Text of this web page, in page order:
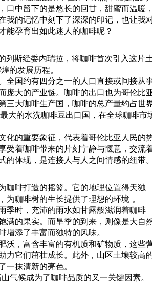
中留下的是悠长的回甘，甜蜜而温暖，
我的记忆中刻下了深深的印记，也让我
能孕育出如此迷人的咖啡呢？
列斯经委内瑞拉，将咖啡首次引入这片
的发展历程。
全国约有四分之一的人口直接或间接从
庞大的产业链。咖啡的出口也为哥伦比
三大咖啡生产国，咖啡的总产量约占世
大的水洗咖啡豆出口国，在全球咖啡市
化的重要象征，代表着哥伦比亚人民的
受着咖啡带来的片刻宁静与惬意，交流
体现，是连接人与人之间情感的纽带。
咖啡打造的摇篮。它的地理位置得天独
咖啡树的生长提供了理想的环境 。
季时，充沛的雨水如甘露般滋润着咖啡
满的果实。而旱季的到来，则像是大自
增添了丰富而独特的风味。
沃，富含丰富的有机质和矿物质，这些
力它们茁壮成长。此外，山区土壤较高
抹清新的亮色。
候成为了咖啡品质的又一关键因素。